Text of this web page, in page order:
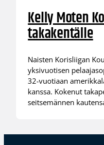
Kelly Moten
takakentälle
Naisten Korisliigan
yksivuotisen
32-vuotiaan
kanssa. Kokenut
seitsemännen